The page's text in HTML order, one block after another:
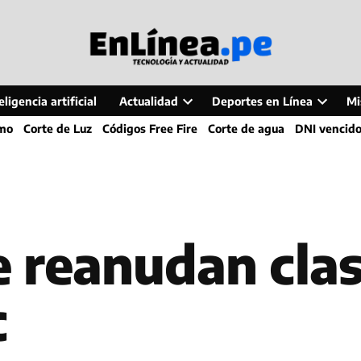
artificial Actualidad
Open
dropdown
Deportes en Línea
Open
dropdown
Corte de Luz Códigos Free Fire Corte de agua DNI vencido
reanudan